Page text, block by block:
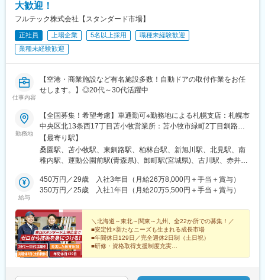
大歓迎！
フルテック株式会社【スタンダード市場】
正社員 上場企業 5名以上採用
職種未経験歓迎
業種未経験歓迎
仕事内容
【空港・商業施設など有名施設多数！自動ドアの取付作業をお任
せします。】◎20代～30代活躍中
勤務地
【全国募集！希望考慮】車通勤可※勤務地による札幌支店：札幌市
中央区北13条西17丁目苫小牧営業所：苫小牧市緑町2丁目釧路支
店：釧路市古川町帯広営業所：帯広市白樺16条西20丁目旭川支
店：旭川市東4条10丁目北見営業所：北見市高栄東町1丁目稚内サ
ービスステーション：稚内市栄5丁目弘前サービスステーション：
所：大崎市古川旭1丁目いわき営業所：いわき市好間町中好間釜石
サービスステーション：釜石市定内町2丁目北上営業所：北上市鬼
墨田区吾妻橋1丁目東京西北サービスステーション：豊島区要町3
丁目国立営業所：国立市富士見台3丁目宇都宮支店：宇都宮市滝の
原1丁目横浜支店：横浜市都筑区富士見が丘相模原営業所：相模原
市南区当麻埼玉支店：さいたま市桜区栄和1丁目福岡支店：大野城
市仲畑2丁目
【最寄り駅】
桑園駅、苫小牧駅、東釧路駅、柏林台駅、新旭川駅、北見駅、南
稚内駅、運動公園前駅(青森県)、卸町駅(宮城県)、古川駅、赤井
都宮駅、都筑ふれあいの丘駅、原当麻駅、南与野駅、雑餉隈駅、
薬師堂駅(宮城県)、本所吾妻橋駅
給与
450万円／29歳 入社3年目（月給26万8,000円＋手当＋賞与）
350万円／25歳 入社1年目（月給20万5,500円＋手当＋賞与）
＼北海道～東北～関東～九州、全22か所での募集！／
■安定性×新たなニーズも生まれる成長市場
■年間休日129日／完全週休2日制（土日祝）
■研修・資格取得支援制度充実